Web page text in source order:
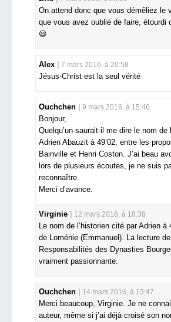
On attend donc que vous démêliez le
que vous avez oublié de faire, étourdi
😃
Alex 7 mars 2016, à 20:58
Jésus-Christ est la seul vérité
Ouchchen 9 mars 2016, à 15:46
Bonjour,
Quelqu’un saurait-il me dire le nom de
Adrien Abauzit à 49’02, entre les
Bainville et Henri Coston. J’ai beau
lors de plusieurs écoutes, je ne suis
reconnaître.
Merci d’avance.
Virginie 12 mars 2016, à 18:38
Le nom de l’historien cité par Adrien à
de Loménie (Emmanuel). La lecture
Responsabilités des Dynasties
vraiment passionnante.
Ouchchen 14 mars 2016, à 13:47
Merci beaucoup, Virginie. Je ne
auteur, même si j’ai déjà croisé son